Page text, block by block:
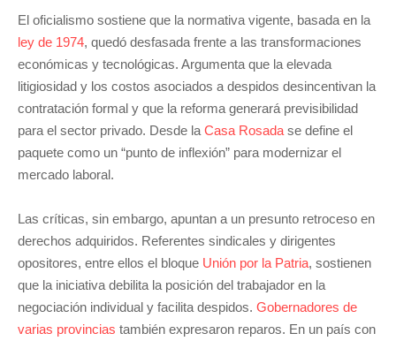
El oficialismo sostiene que la normativa vigente, basada en la
ley de 1974, quedó desfasada frente a las transformaciones
económicas y tecnológicas. Argumenta que la elevada
litigiosidad y los costos asociados a despidos desincentivan la
contratación formal y que la reforma generará previsibilidad
para el sector privado. Desde la Casa Rosada se define el
paquete como un “punto de inflexión” para modernizar el
mercado laboral.
Las críticas, sin embargo, apuntan a un presunto retroceso en
derechos adquiridos. Referentes sindicales y dirigentes
opositores, entre ellos el bloque Unión por la Patria, sostienen
que la iniciativa debilita la posición del trabajador en la
negociación individual y facilita despidos. Gobernadores de
varias provincias también expresaron reparos. En un país con